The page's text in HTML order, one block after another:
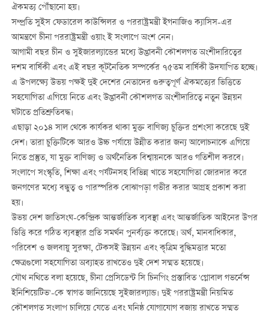
ঐকমত্য পৌঁছানো হয়।
সম্প্রতি সুইস ফেডারেল কাউন্সিলর ও পররাষ্ট্রমন্ত্রী ইগনাজিও ক্যাসিস-এর
আমন্ত্রণে চীনা পররাষ্ট্রমন্ত্রী ওয়াং ই সংলাপে অংশ নেন।
আগামী বছর চীন ও সুইজারল্যান্ডের মধ্যে উদ্ভাবনী কৌশলগত অংশীদারিত্বের
দশম বার্ষিকী এবং এই বছর কূটনৈতিক সম্পর্কের ৭৫তম বার্ষিকী উদযাপিত হচ্ছে।
এ উপলক্ষ্যে উভয় পক্ষই দুই দেশের নেতাদের গুরুত্বপূর্ণ ঐকমত্যের ভিত্তিতে
সহযোগিতা এগিয়ে নিতে এবং উদ্ভাবনী কৌশলগত অংশীদারিত্বে নতুন উন্নয়ন
ঘটাতে প্রতিশ্রুতিবদ্ধ।
এছাড়া ২০১৪ সাল থেকে কার্যকর থাকা মুক্ত বাণিজ্য চুক্তির প্রশংসা করেছে দুই
দেশ। তারা চুক্তিটিকে আরও উচ্চ পর্যায়ে উন্নীত করার জন্য আলোচনাকে এগিয়ে
নিতে প্রস্তুত, যা মুক্ত বাণিজ্য ও অর্থনৈতিক বিশ্বায়নকে আরও গতিশীল করবে।
সংলাপে সংস্কৃতি, শিক্ষা এবং পর্যটনসহ বিভিন্ন খাতে সহযোগিতা জোরদার করে
জনগণের মধ্যে বন্ধুত্ব ও পারস্পরিক বোঝাপড়া গভীর করার আগ্রহ প্রকাশ করা
হয়।
উভয় দেশ জাতিসংঘ-কেন্দ্রিক আন্তর্জাতিক ব্যবস্থা এবং আন্তর্জাতিক আইনের উপর
ভিত্তি করে গঠিত ব্যবস্থার প্রতি সমর্থন পুনর্ব্যক্ত করেছে। অর্থ, মানবাধিকার,
পরিবেশ ও জলবায়ু সুরক্ষা, টেকসই উন্নয়ন এবং কৃত্রিম বুদ্ধিমত্তার মতো
ক্ষেত্রগুলো সহযোগিতা অব্যাহত রাখতেও দুই দেশ সম্মত হয়েছে।
যৌথ নথিতে বলা হয়েছে, চীনা প্রেসিডেন্ট সি চিনপিং প্রস্তাবিত 'গ্লোবাল গভর্নেন্স
ইনিশিয়েটিভ'-কে স্বাগত জানিয়েছে সুইজারল্যান্ড। দুই পররাষ্ট্রমন্ত্রী নিয়মিত